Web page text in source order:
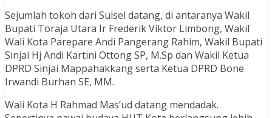
Sejumlah tokoh dari Sulsel datang, di antaranya Wakil
Bupati Toraja Utara Ir Frederik Viktor Limbong, Wakil
Wali Kota Parepare Andi Pangerang Rahim, Wakil Bupati
Sinjai Hj Andi Kartini Ottong SP, M.Sp dan Wakil Ketua
DPRD Sinjai Mappahakkang serta Ketua DPRD Bone
Irwandi Burhan SE, MM.
Wali Kota H Rahmad Mas’ud datang mendadak.